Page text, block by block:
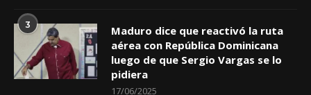
3
Maduro dice que reactivó la ruta
aérea con República Dominicana
luego de que Sergio Vargas se lo
pidiera
17/06/2025